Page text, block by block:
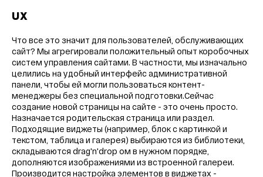
UX
Что все это значит для пользователей, обслуживающих
сайт? Мы агрегировали положительный опыт коробочных
систем управления сайтами. В частности, мы изначально
целились на удобный интерфейс административной
панели, чтобы ей могли пользоваться контент-
менеджеры без специальной подготовки.Сейчас
создание новой страницы на сайте - это очень просто.
Назначается родительская страница или раздел.
Подходящие виджеты (например, блок с картинкой и
текстом, таблица и галерея) выбираются из библиотеки,
складываются drag'n'drop ом в нужном порядке,
дополняются изображениями из встроенной галереи.
Производится настройка элементов в виджетах -